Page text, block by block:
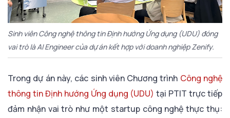
Sinh viên Công nghệ thông tin Định hướng Ứng dụng (UDU) đóng
vai trò là AI Engineer của dự án kết hợp với doanh nghiệp Zenify.
Trong dự án này, các sinh viên Chương trình Công nghệ
thông tin Định hướng Ứng dụng (UDU) tại PTIT trực tiếp
đảm nhận vai trò như một startup công nghệ thực thụ: